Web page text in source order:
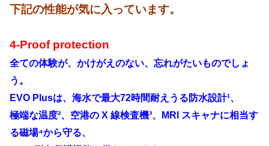
下記の性能が気に入っています。
4-Proof protection
全ての体験が、かけがえのない、忘れがたいものでしょ
う。
EVO Plusは、海水で最大72時間耐えうる防水設計¹、
極端な温度²、空港の X 線検査機³、MRI スキャナに相当す
る磁場⁴から守る、